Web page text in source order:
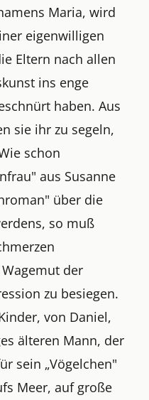
Maria, wird
eigenwilligen
Eltern nach allen
ins enge
haben. Aus
sie ihr zu segeln,
schon
aus Susanne
über die
so muß
der
zu besiegen.
von Daniel,
älteren Mann, der
sein „Vögelchen"
Meer, auf große